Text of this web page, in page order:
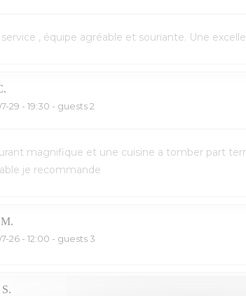
service , équipe agréable et souriante. Une
29 - 19:30 - guests 2
magnifique et une cuisine a tomber part
je recommande
M
26 - 12:00 - guests 3
S